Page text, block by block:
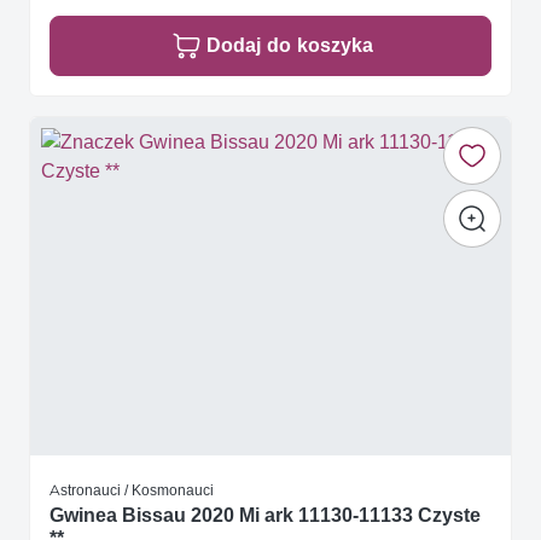
Dodaj do koszyka
Astronauci / Kosmonauci
Gwinea Bissau 2020 Mi ark 11130-11133 Czyste